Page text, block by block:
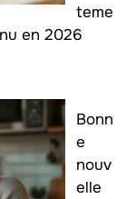
teme
en 2026
Bonn
e
nouv
elle